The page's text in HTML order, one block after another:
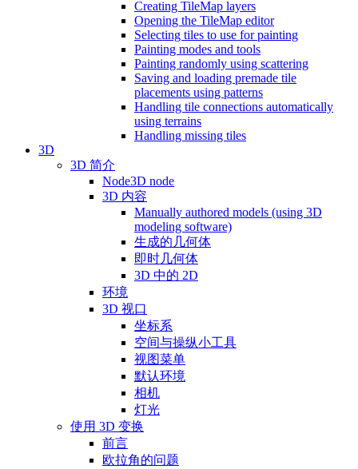
Creating TileMap layers
Opening the TileMap editor
Selecting tiles to use for painting
Painting modes and tools
Painting randomly using scattering
Saving and loading premade tile
placements using patterns
Handling tile connections automatically
using terrains
Handling missing tiles
3D
3D 简介
Node3D node
3D 内容
Manually authored models (using 3D
modeling software)
生成的几何体
即时几何体
3D 中的 2D
环境
3D 视口
坐标系
空间与操纵小工具
视图菜单
默认环境
相机
灯光
使用 3D 变换
前言
欧拉角的问题